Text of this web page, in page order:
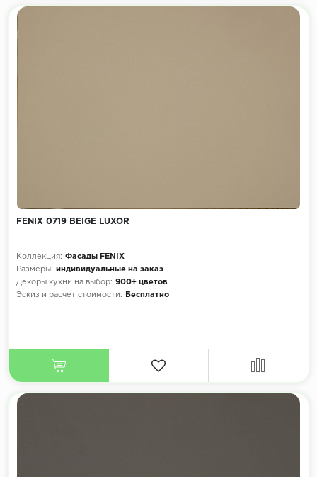
FENIX 0719 BEIGE LUXOR
Коллекция: Фасады FENIX
Размеры: индивидуальные на заказ
Декоры кухни на выбор: 900+ цветов
Эскиз и расчет стоимости:
Бесплатно